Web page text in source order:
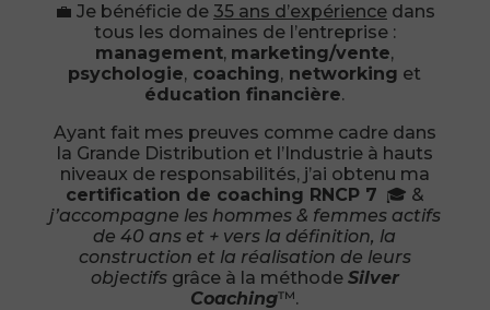
💼 Je bénéficie de 35 ans d’expériencedans
tous les domaines de l’entreprise :
management, marketing/vente,
psychologie, coaching, networking et
éducation financière.
Ayant fait mes preuves comme cadre dans
la Grande Distribution et l’Industrie à hauts
niveaux de responsabilités, j’ai obtenu ma
certification de coaching RNCP 7 🎓 &
j’accompagne les hommes & femmes actifs
de 40 ans et + vers la définition, la
construction et la réalisation de leurs
objectifsgrâce à la méthode Silver
Coaching™.